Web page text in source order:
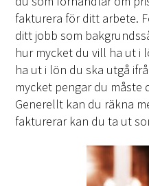
fakturera för ditt arbete.
ditt jobb som
hur mycket du vill ha ut i
ha ut i lön du ska utgå
mycket pengar du måste
Generellt kan du räkna
fakturerar kan du ta ut